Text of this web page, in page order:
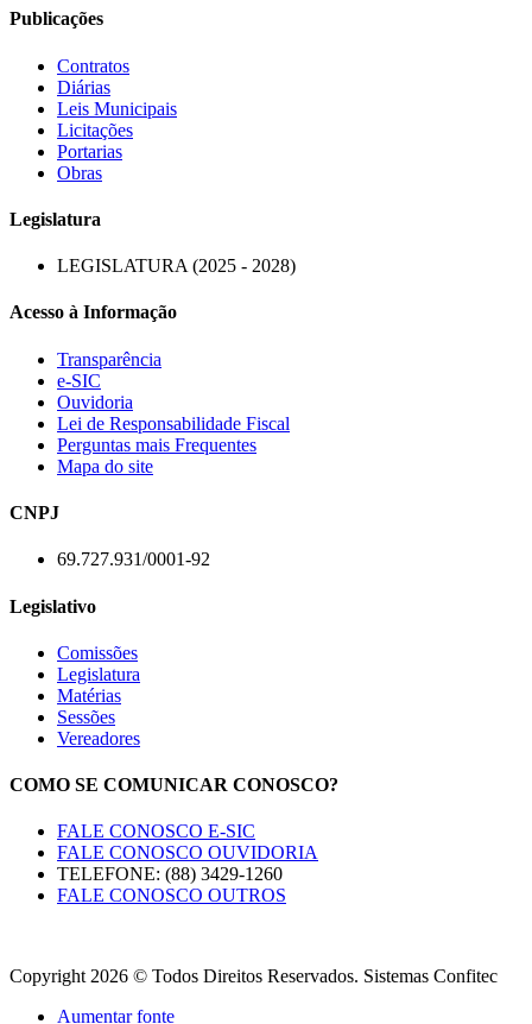
Publicações
Contratos
Diárias
Leis Municipais
Licitações
Portarias
Obras
Legislatura
LEGISLATURA (2025 - 2028)
Acesso à Informação
Transparência
e-SIC
Ouvidoria
Lei de Responsabilidade Fiscal
Perguntas mais Frequentes
Mapa do site
CNPJ
69.727.931/0001-92
Legislativo
Comissões
Legislatura
Matérias
Sessões
Vereadores
COMO SE COMUNICAR CONOSCO?
FALE CONOSCO E-SIC
FALE CONOSCO OUVIDORIA
TELEFONE: (88) 3429-1260
FALE CONOSCO OUTROS
Copyright 2026 © Todos Direitos Reservados. Sistemas Confitec
Aumentar fonte